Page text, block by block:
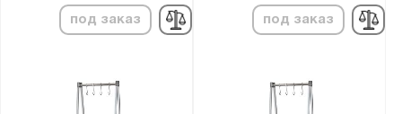
под заказ под заказ
PROFI
Показать Сбросить